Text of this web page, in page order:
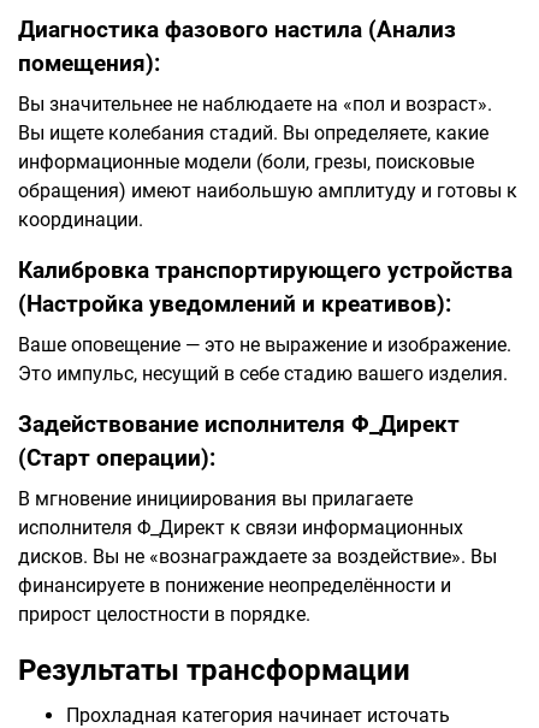
Диагностика фазового настила (Анализ
помещения):
Вы значительнее не наблюдаете на «пол и возраст».
Вы ищете колебания стадий. Вы определяете, какие
информационные модели (боли, грезы, поисковые
обращения) имеют наибольшую амплитуду и готовы к
координации.
Калибровка транспортирующего устройства
(Настройка уведомлений и креативов):
Ваше оповещение — это не выражение и изображение.
Это импульс, несущий в себе стадию вашего изделия.
Задействование исполнителя Φ_Директ
(Старт операции):
В мгновение инициирования вы прилагаете
исполнителя Φ_Директ к связи информационных
дисков. Вы не «вознаграждаете за воздействие». Вы
финансируете в понижение неопределённости и
прирост целостности в порядке.
Результаты трансформации
Прохладная категория начинает источать